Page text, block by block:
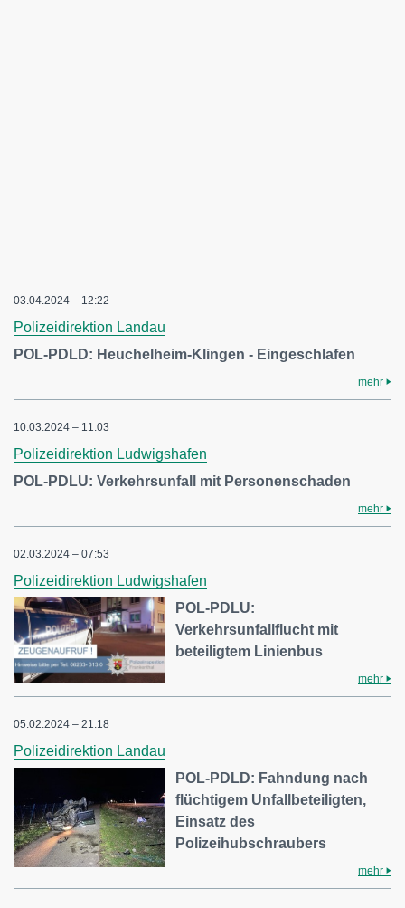
03.04.2024 – 12:22
Polizeidirektion Landau
POL-PDLD: Heuchelheim-Klingen - Eingeschlafen
mehr
10.03.2024 – 11:03
Polizeidirektion Ludwigshafen
POL-PDLU: Verkehrsunfall mit Personenschaden
mehr
02.03.2024 – 07:53
Polizeidirektion Ludwigshafen
POL-PDLU:
Verkehrsunfallflucht mit
beteiligtem Linienbus
mehr
05.02.2024 – 21:18
Polizeidirektion Landau
POL-PDLD: Fahndung nach
flüchtigem Unfallbeteiligten,
Einsatz des
Polizeihubschraubers
mehr